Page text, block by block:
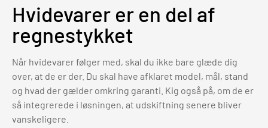
Hvidevarer er en del af
regnestykket
Når hvidevarer følger med, skal du ikke bare glæde dig
over, at de er der. Du skal have afklaret model, mål, stand
og hvad der gælder omkring garanti. Kig også på, om de er
så integrerede i løsningen, at udskiftning senere bliver
vanskeligere.